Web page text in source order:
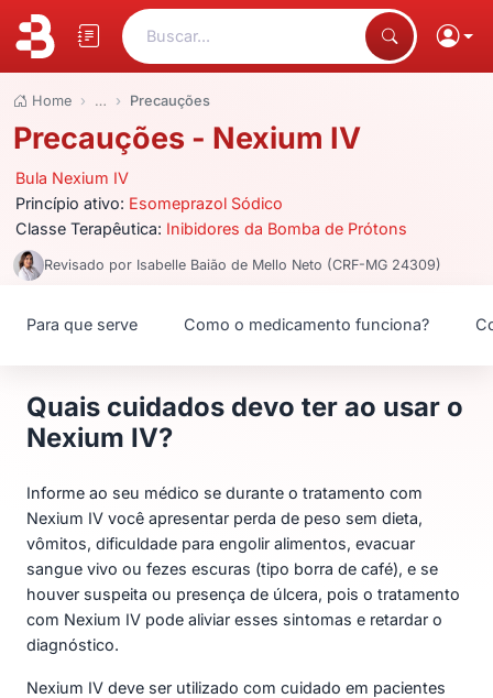
Buscar...
Home … Precauções
Precauções - Nexium IV
Bula Nexium IV
Princípio ativo: Esomeprazol Sódico
Classe Terapêutica: Inibidores da Bomba de Prótons
Revisado por Isabelle Baião de Mello Neto (CRF-MG 24309)
Para que serve Como o medicamento funciona?
Quais cuidados devo ter ao usar o
Nexium IV?
Informe ao seu médico se durante o tratamento com
Nexium IV você apresentar perda de peso sem dieta,
vômitos, dificuldade para engolir alimentos, evacuar
sangue vivo ou fezes escuras (tipo borra de café), e se
houver suspeita ou presença de úlcera, pois o tratamento
com Nexium IV pode aliviar esses sintomas e retardar o
diagnóstico.
Nexium IV deve ser utilizado com cuidado em pacientes